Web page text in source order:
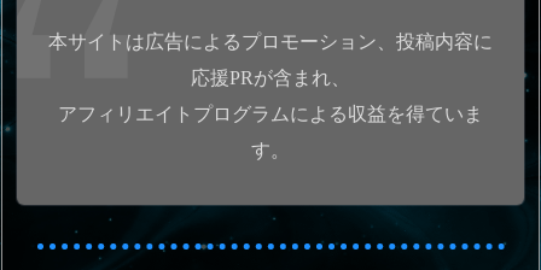
本サイトは広告によるプロモーション、投稿内容に
応援PRが含まれ、
アフィリエイトプログラムによる収益を得ていま
す。